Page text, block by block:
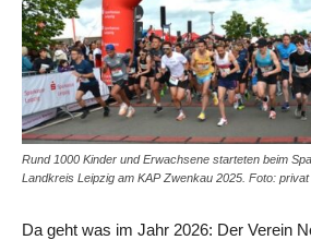
Rund 1000 Kinder und Erwachsene starteten beim
Landkreis Leipzig am KAP Zwenkau 2025. Foto: privat
Da geht was im Jahr 2026: Der Verein